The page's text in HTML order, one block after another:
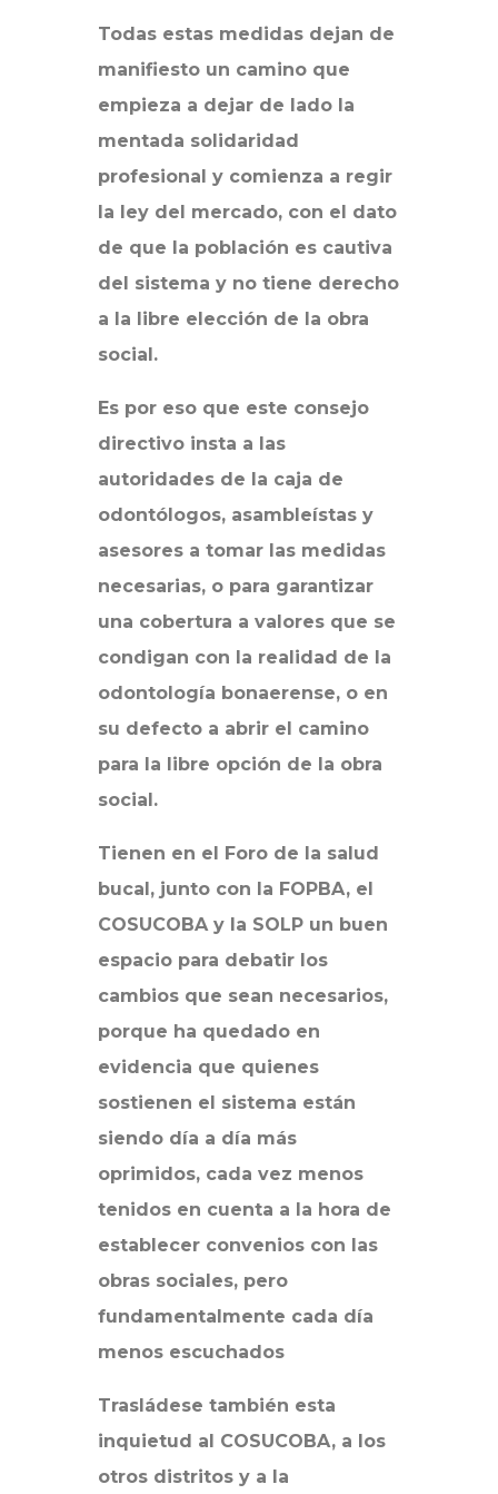
Todas estas medidas dejan de
manifiesto un camino que
empieza a dejar de lado la
mentada solidaridad
profesional y comienza a regir
la ley del mercado, con el dato
de que la población es cautiva
del sistema y no tiene derecho
a la libre elección de la obra
social.
Es por eso que este consejo
directivo insta a las
autoridades de la caja de
odontólogos, asambleístas y
asesores a tomar las medidas
necesarias, o para garantizar
una cobertura a valores que se
condigan con la realidad de la
odontología bonaerense, o en
su defecto a abrir el camino
para la libre opción de la obra
social.
Tienen en el Foro de la salud
bucal, junto con la FOPBA, el
COSUCOBA y la SOLP un buen
espacio para debatir los
cambios que sean necesarios,
porque ha quedado en
evidencia que quienes
sostienen el sistema están
siendo día a día más
oprimidos, cada vez menos
tenidos en cuenta a la hora de
establecer convenios con las
obras sociales, pero
fundamentalmente cada día
menos escuchados
Trasládese también esta
inquietud al COSUCOBA, a los
otros distritos y a la